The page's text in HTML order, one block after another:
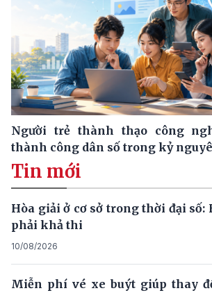
Người trẻ thành thạo công
thành công dân số trong kỷ
Tin mới
Hòa giải ở cơ sở trong thời đại
phải khả thi
10/08/2026
Miễn phí vé xe buýt giúp thay